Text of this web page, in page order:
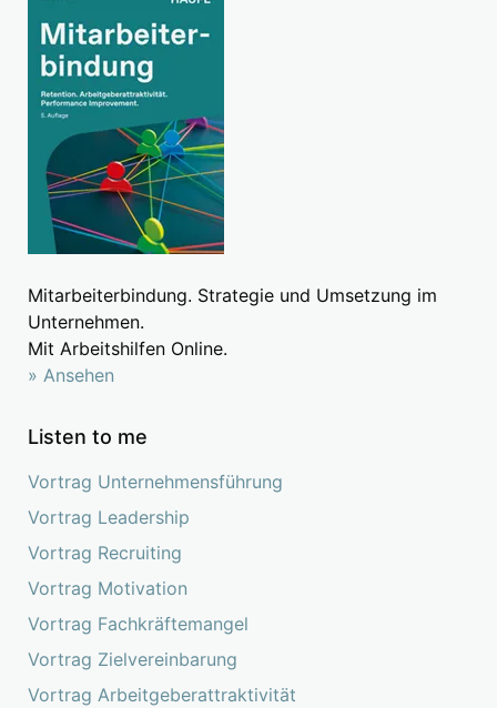
Mitarbeiterbindung. Strategie und Umsetzung im
Unternehmen.
Mit Arbeitshilfen Online.
» Ansehen
Listen to me
Vortrag Unternehmensführung
Vortrag Leadership
Vortrag Recruiting
Vortrag Motivation
Vortrag Fachkräftemangel
Vortrag Zielvereinbarung
Vortrag Arbeitgeberattraktivität